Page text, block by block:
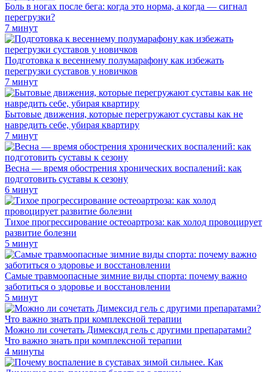
Боль в ногах после бега: когда это норма, а когда — сигнал
перегрузки?
7 минут
Подготовка к весеннему полумарафону как избежать
перегрузки суставов у новичков
7 минут
Бытовые движения, которые перегружают суставы как не
навредить себе, убирая квартиру
7 минут
Весна — время обострения хронических воспалений: как
подготовить суставы к сезону
6 минут
Тихое прогрессирование остеоартроза: как холод провоцирует
развитие болезни
5 минут
Самые травмоопасные зимние виды спорта: почему важно
заботиться о здоровье и восстановлении
5 минут
Можно ли сочетать Димексид гель с другими препаратами?
Что важно знать при комплексной терапии
4 минуты